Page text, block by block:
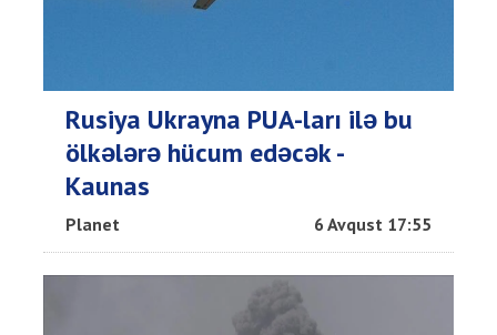
Rusiya Ukrayna PUA-ları ilə bu
ölkələrə hücum edəcək -
Kaunas
Planet 6 Avqust 17:55